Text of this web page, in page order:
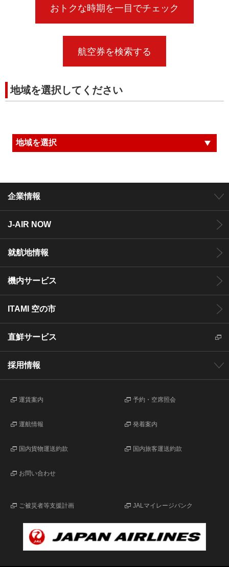
おトクな時期を一目でチェック
航空券を検索する
地域を選択してください
企業情報
J-AIR NOW
就航地情報
機内サービス
ITAMI 空の市
直鮮サービス
採用情報
予約・空席照会
運賃案内
発着案内
運航情報
国内旅客運送約款
国内貨物運送約款
お問い合わせ
JALマイレージバンク
ご被災者等支援計画